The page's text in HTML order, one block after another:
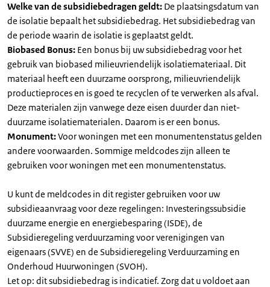
Welke van de subsidiebedragen geldt: De plaatsingsdatum van
de isolatie bepaalt het subsidiebedrag. Het subsidiebedrag van
de periode waarin de isolatie is geplaatst geldt.
Biobased Bonus: Een bonus bij uw subsidiebedrag voor het
gebruik van biobased milieuvriendelijk isolatiemateriaal. Dit
materiaal heeft een duurzame oorsprong, milieuvriendelijk
productieproces en is goed te recyclen of te verwerken als afval.
Deze materialen zijn vanwege deze eisen duurder dan niet-
duurzame isolatiematerialen. Daarom is er een bonus.
Monument:Voor woningen met een monumentenstatus gelden
andere voorwaarden. Sommige meldcodes zijn alleen te
gebruiken voor woningen met een monumentenstatus.
U kunt de meldcodes in dit register gebruiken voor uw
subsidieaanvraag voor deze regelingen: Investeringssubsidie
duurzame energie en energiebesparing (ISDE), de
Subsidieregeling verduurzaming voor verenigingen van
eigenaars (SVVE) en de Subsidieregeling Verduurzaming en
Onderhoud Huurwoningen (SVOH).
Let op: dit subsidiebedrag is indicatief. Zorg dat u voldoet aan